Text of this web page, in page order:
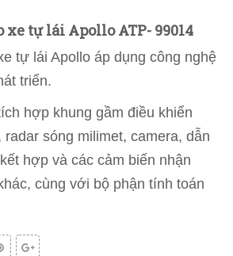
tự lái Apollo ATP- 99014
tự lái Apollo áp dụng công nghệ
triển.
hợp khung gầm điều khiển
radar sóng milimet, camera, dẫn
hợp và các cảm biến nhận
cùng với bộ phận tính toán